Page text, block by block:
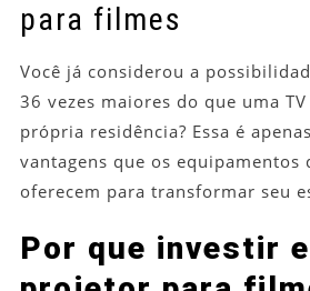
para filmes
Você já considerou a
36 vezes maiores do que uma
própria residência? Essa é
vantagens que os equipamentos
oferecem para transformar seu
Por que investir